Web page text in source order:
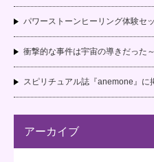
パワーストーンヒーリング体験セ
衝撃的な事件は宇宙の導きだった
スピリチュアル誌『anemone』に
アーカイブ